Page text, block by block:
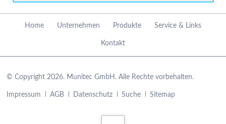
Navigation
Home Unternehmen Produkte Service & Links
Kontakt
© Copyright 2026. Munitec GmbH. Alle Rechte vorbehalten.
Navigation
Impressum AGB Datenschutz Suche Sitemap